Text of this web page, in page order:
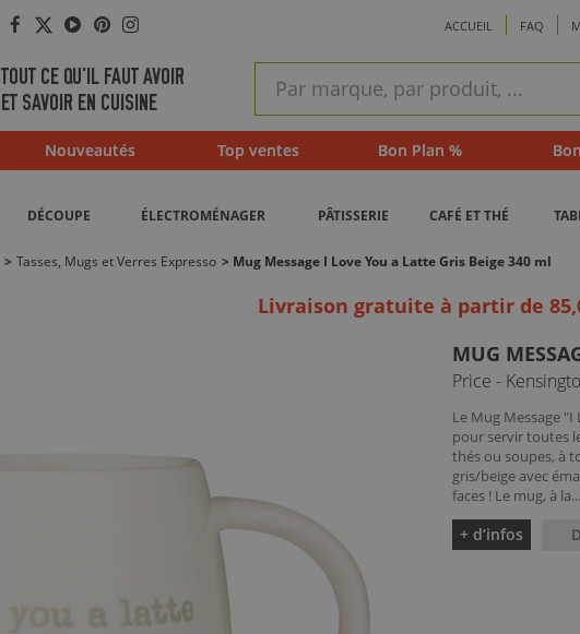
Facebook
Twitter
YouTube
Pinterest
Instagram ACCUEIL FAQ
TOUT CE QU'IL FAUT AVOIR
ET SAVOIR EN CUISINE
rapide
Nouveautés Top ventes Bon Plan %
DÉCOUPE ÉLECTROMÉNAGER PÂTISSERIE CAFÉ ET THÉ
> Tasses, Mugs et Verres Expresso > Mug Message I Love You a Latte Gris Beige 340 ml
Livraison gratuite à partir de
MUG
Price -
Le Mug Message
pour servir toutes
thés ou soupes, à
gris/beige avec
faces ! Le mug, à la...
+ d’infos